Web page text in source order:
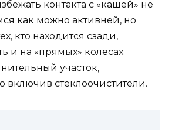
контакта с «кашей» не
как можно активней, но
кто находится сзади,
и на «прямых» колесах
участок,
включив стеклоочистители.